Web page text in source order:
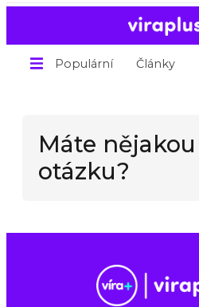
Populární Články
Máte nějakou
otázku?